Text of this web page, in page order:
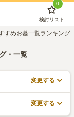
0
検討リスト
すめお墓一覧ランキング
・一覧
変更する
変更する